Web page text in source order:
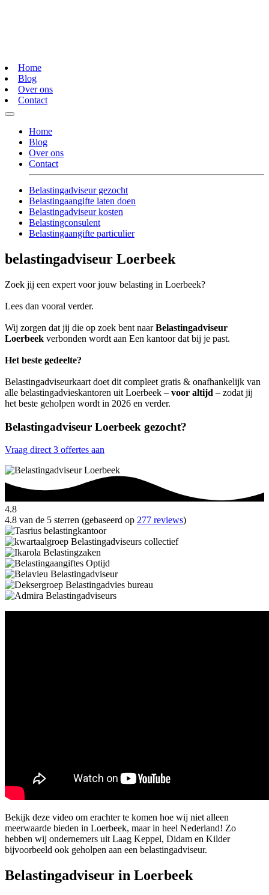
Home
Blog
Over ons
Contact
Home
Blog
Over ons
Contact
Belastingadviseur gezocht
Belastingaangifte laten doen
Belastingadviseur kosten
Belastingconsulent
Belastingaangifte particulier
belastingadviseur Loerbeek
Zoek jij een expert voor jouw belasting in Loerbeek?
Lees dan vooral verder.
Wij zorgen dat jij die op zoek bent naarBelastingadviseur
Loerbeek verbonden wordt aan Een kantoor dat bij je past.
Het beste gedeelte?
Belastingadviseurkaart doet dit compleet gratis & onafhankelijk van
alle belastingadvieskantoren uit Loerbeek – voor altijd – zodat jij
het beste geholpen wordt in 2026 en verder.
Belastingadviseur Loerbeek gezocht?
Vraag direct 3 offertes aan
4.8
4.8 van de 5 sterren (gebaseerd op 277 reviews)
Bekijk deze video om erachter te komen hoe wij niet alleen
meerwaarde bieden in Loerbeek, maar in heel Nederland! Zo
hebben wij ondernemers uit Laag Keppel, Didam en Kilder
bijvoorbeeld ook geholpen aan een belastingadviseur.
Belastingadviseur in Loerbeek